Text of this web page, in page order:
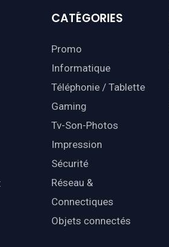
CATÉGORIES
Promo
Informatique
Téléphonie / Tablette
Gaming
Tv-Son-Photos
Impression
Sécurité
Réseau &
Connectiques
Objets connectés